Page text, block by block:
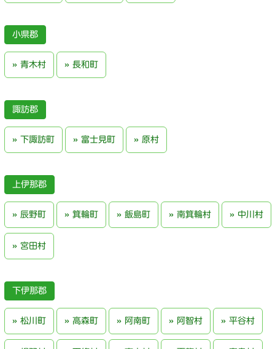
小県郡
青木村 長和町
諏訪郡
下諏訪町 富士見町 原村
上伊那郡
辰野町 箕輪町 飯島町 南箕輪村 中川村
宮田村
下伊那郡
松川町 高森町 阿南町 阿智村 平谷村